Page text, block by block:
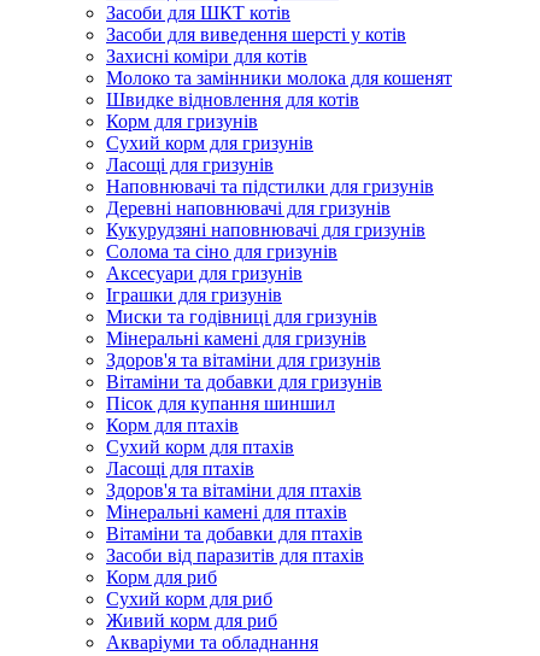
Засоби для ШКТ котів
Засоби для виведення шерсті у котів
Захисні коміри для котів
Молоко та замінники молока для кошенят
Швидке відновлення для котів
Корм для гризунів
Сухий корм для гризунів
Ласощі для гризунів
Наповнювачі та підстилки для гризунів
Деревні наповнювачі для гризунів
Кукурудзяні наповнювачі для гризунів
Солома та сіно для гризунів
Аксесуари для гризунів
Іграшки для гризунів
Миски та годівниці для гризунів
Мінеральні камені для гризунів
Здоров'я та вітаміни для гризунів
Вітаміни та добавки для гризунів
Пісок для купання шиншил
Корм для птахів
Сухий корм для птахів
Ласощі для птахів
Здоров'я та вітаміни для птахів
Мінеральні камені для птахів
Вітаміни та добавки для птахів
Засоби від паразитів для птахів
Корм для риб
Сухий корм для риб
Живий корм для риб
Акваріуми та обладнання